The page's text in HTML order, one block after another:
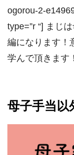
ogorou-2-
type=”r “] まじ
編になります！
学んで頂きます
母子手当以